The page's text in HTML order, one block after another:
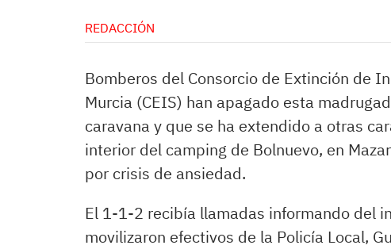
REDACCIÓN
Bomberos del Consorcio de Extinción de
Murcia (CEIS) han apagado esta
caravana y que se ha extendido a otras
interior del camping de Bolnuevo, en
por crisis de ansiedad.
El 1-1-2 recibía llamadas informando del
movilizaron efectivos de la Policía Local,